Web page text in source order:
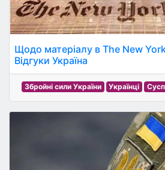
Щодо матеріалу в The New
Відгуки Україна
Збройні сили України Українці